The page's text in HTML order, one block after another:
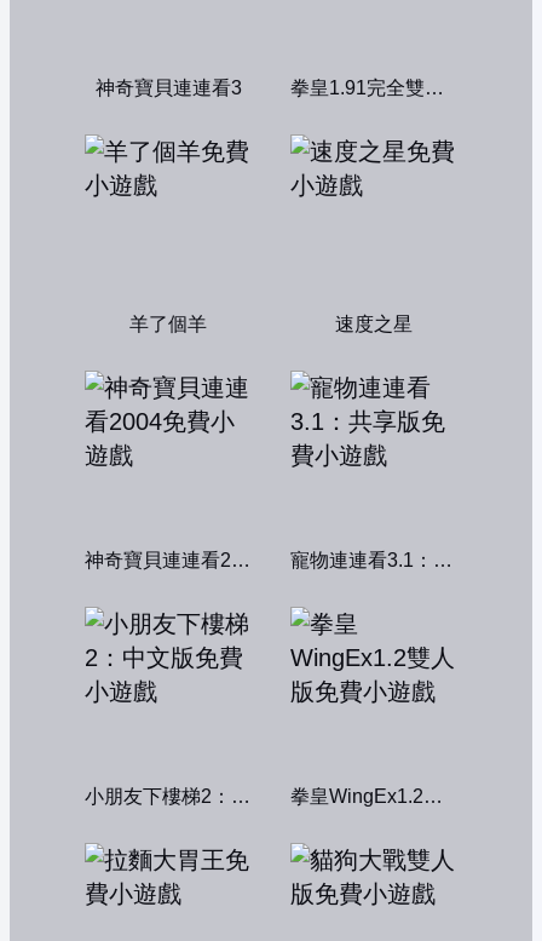
神奇寶貝連連看3 拳皇1.91完全雙人版
羊了個羊 速度之星
神奇寶貝連連看2004 寵物連連看3.1：共享版
小朋友下樓梯2：中文版 拳皇WingEx1.2雙人版